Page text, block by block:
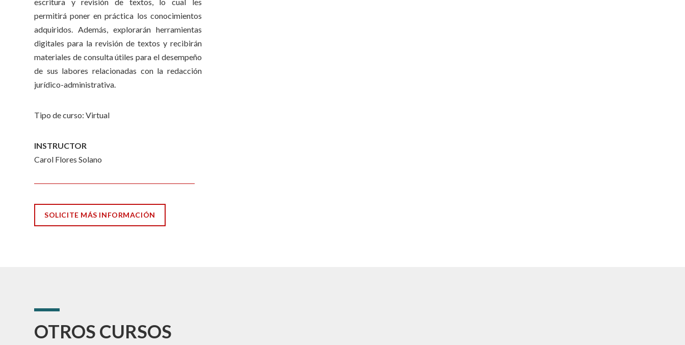
permitirá poner en práctica los conocimientos
adquiridos. Además, explorarán herramientas
digitales para la revisión de textos y recibirán
materiales de consulta útiles para el desempeño
de sus labores relacionadas con la redacción
jurídico-administrativa.
Tipo de curso: Virtual
INSTRUCTOR
Carol Flores Solano
SOLICITE MÁS INFORMACIÓN
OTROS CURSOS